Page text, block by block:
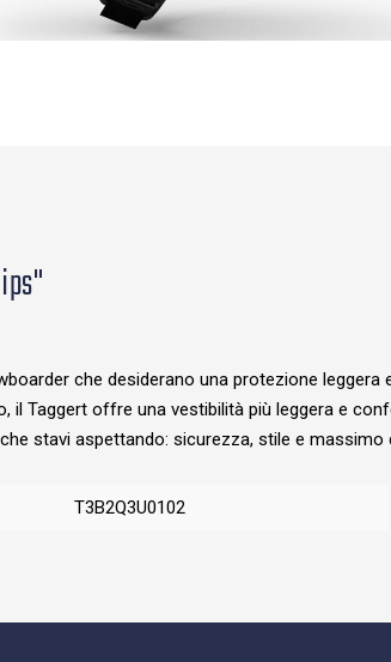
che desiderano una protezione
il Taggert offre una vestibilità più leggera e
stavi aspettando: sicurezza, stile e
T3B2Q3U0102